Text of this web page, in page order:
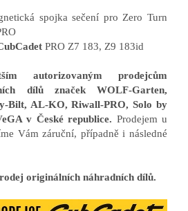
spojka sečení pro Zero Turn
PRO Z7 183, Z9 183id
autorizovaným prodejcům
dílů značek WOLF-Garten,
Bilt, AL-KO, Riwall-PRO, Solo by
v České republice. Prodejem u
Vám záruční, případně i následné
originálních náhradních dílů.